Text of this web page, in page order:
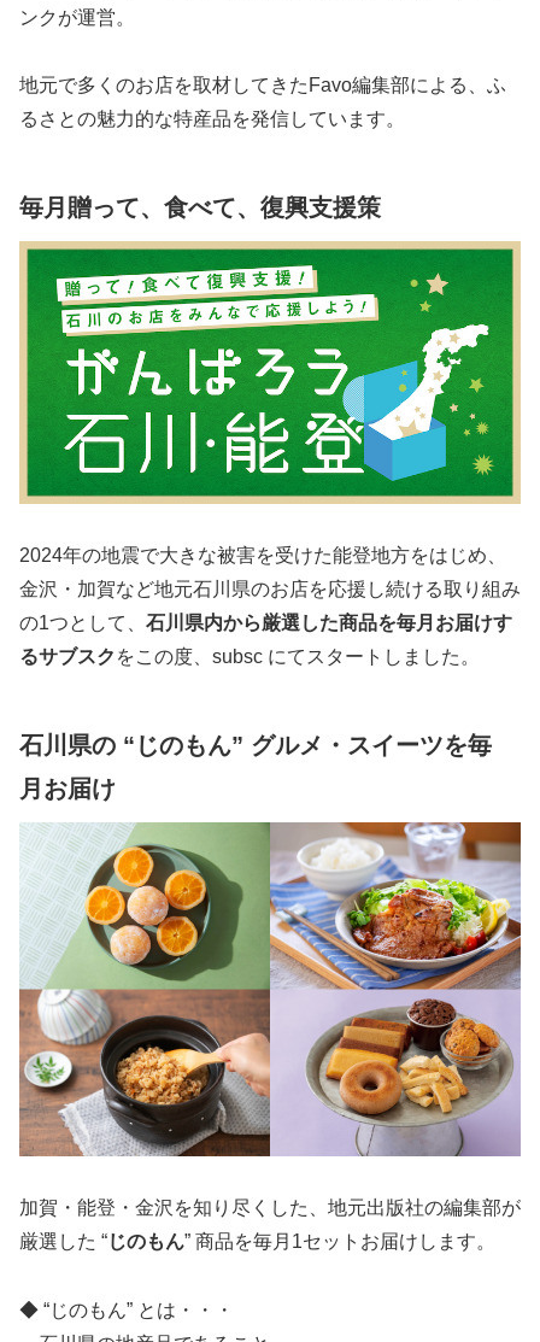
ンクが運営。
地元で多くのお店を取材してきたFavo編集部による、ふ
るさとの魅力的な特産品を発信しています。
毎月贈って、食べて、復興支援策
2024年の地震で大きな被害を受けた能登地方をはじめ、
金沢・加賀など地元石川県のお店を応援し続ける取り組み
の1つとして、 石川県内から厳選した商品を毎月お届けす
るサブスク をこの度、subsc にてスタートしました。
石川県の “じのもん” グルメ・スイーツを毎
月お届け
加賀・能登・金沢を知り尽くした、地元出版社の編集部が
厳選した “じのもん” 商品を毎月1セットお届けします。
◆ “じのもん” とは・・・